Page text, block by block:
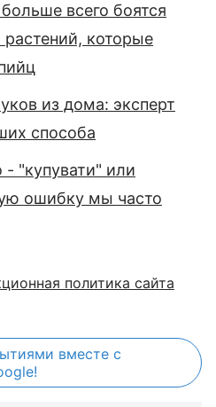
всего боятся
которые
из дома: эксперт
способа
- "купувати" или
ошибку мы часто
политика сайта
вместе с